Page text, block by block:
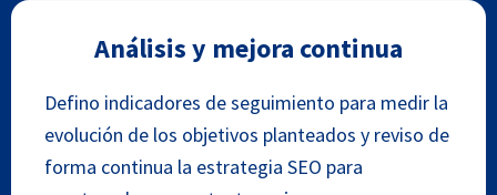
Análisis y mejora continua
Defino indicadores de seguimiento para medir la
evolución de los objetivos planteados y reviso de
forma continua la estrategia SEO para